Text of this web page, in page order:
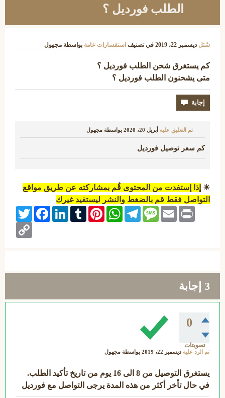
الطلب فورديل ؟
سُئل ديسمبر 22، 2019 في تصنيف استفسارات عامة بواسطة مجهول
كم يستغرق شحن الطلب فورديل ؟
متى يشحنون الطلب فورديل ؟
تم التعليق عليه أبريل 20، 2020 بواسطة مجهول
كم سعر توصيل فورديل
☀ إذا إستفدت من المحتوى قُم بمشاركته عن طريق مواقع
التواصل فقط قم بالضغط والنشر ليستفيد غيرك
Twitter
FacebookLinkedInTumblrPinterest
WhatsAppTelegramMessageEmail Print
Copy
Link
3 إجابة
0
تصويتات
تم الرد عليه ديسمبر 22، 2019 بواسطة مجهول
يستغرق التوصيل من 8 الى 16 يوم من تاريخ تأكيد الطلب.
في حال تأخر أكثر من هذه المدة يرجى التواصل مع فورديل